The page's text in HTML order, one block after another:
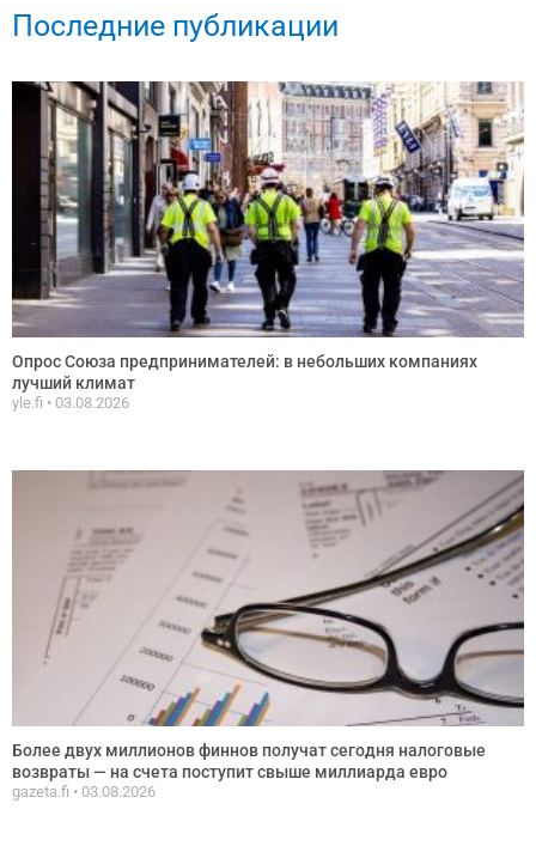
Последние публикации
Опрос Союза предпринимателей: в небольших компаниях
лучший климат
yle.fi 03.08.2026
Более двух миллионов финнов получат сегодня налоговые
возвраты — на счета поступит свыше миллиарда евро
gazeta.fi 03.08.2026